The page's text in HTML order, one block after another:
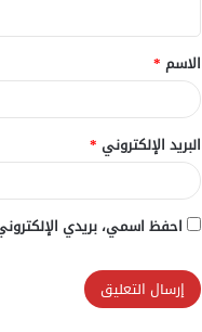
ق
*
الاسم *
البريد الإلكتروني *
احفظ اسمي، بريدي